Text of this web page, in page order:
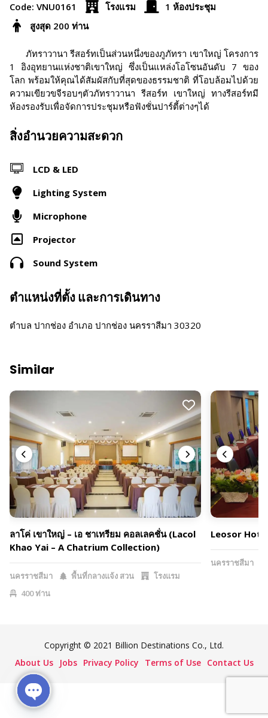
Code: VNU0161 โรงแรม
1 ห้องประชุม
สูงสุด 200 ท่าน
ภัทราวานา รีสอร์ทเป็นส่วนหนึ่งของภูภัทรา เขาใหญ่ โครงการ
1 อิงอุทยานแห่งชาติเขาใหญ่ ซึ่งเป็นแหล่งโอโซนอันดับ 7 ของ
โลก พร้อมให้คุณได้สัมผัสกับที่สุดของธรรมชาติ ที่โอบล้อมไปด้วย
ความเขียวขจีรอบๆตัวภัทราวานา รีสอร์ท เขาใหญ่ ทางรีสอร์ทมี
ห้องรองรับเพื่อจัดการประชุมหรือฟังชั่นปาร์ตี้ต่างๆได้
สิ่งอำนวยความสะดวก
LCD & LED
Lighting System
Microphone
Projector
Sound System
ตำแหน่งที่ตั้ง และการเดินทาง
ตำบล ปากช่อง อำเภอ ปากช่อง นครราสีมา 30320
Similar
ลาโค่ เขาใหญ่ – เอ ชาเทรียม คอลเลคชั่น (Lacol
Khao Yai – A Chatrium Collection)
นครราชสีมา พื้นที่กลางแจ้ง สวน
โรงแรม
400 ท่าน
Leosor
นครราชสีมา
Copyright © 2021 Billion Destinations Co., Ltd.
About Us
Jobs Privacy Policy Terms of Use Contact Us
Open chaty